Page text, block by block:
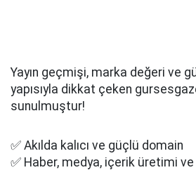
Yayın geçmişi, marka değeri ve
yapısıyla dikkat çeken
sunulmuştur!
✅ Akılda kalıcı ve güçlü domain
✅ Haber, medya, içerik üretimi ve